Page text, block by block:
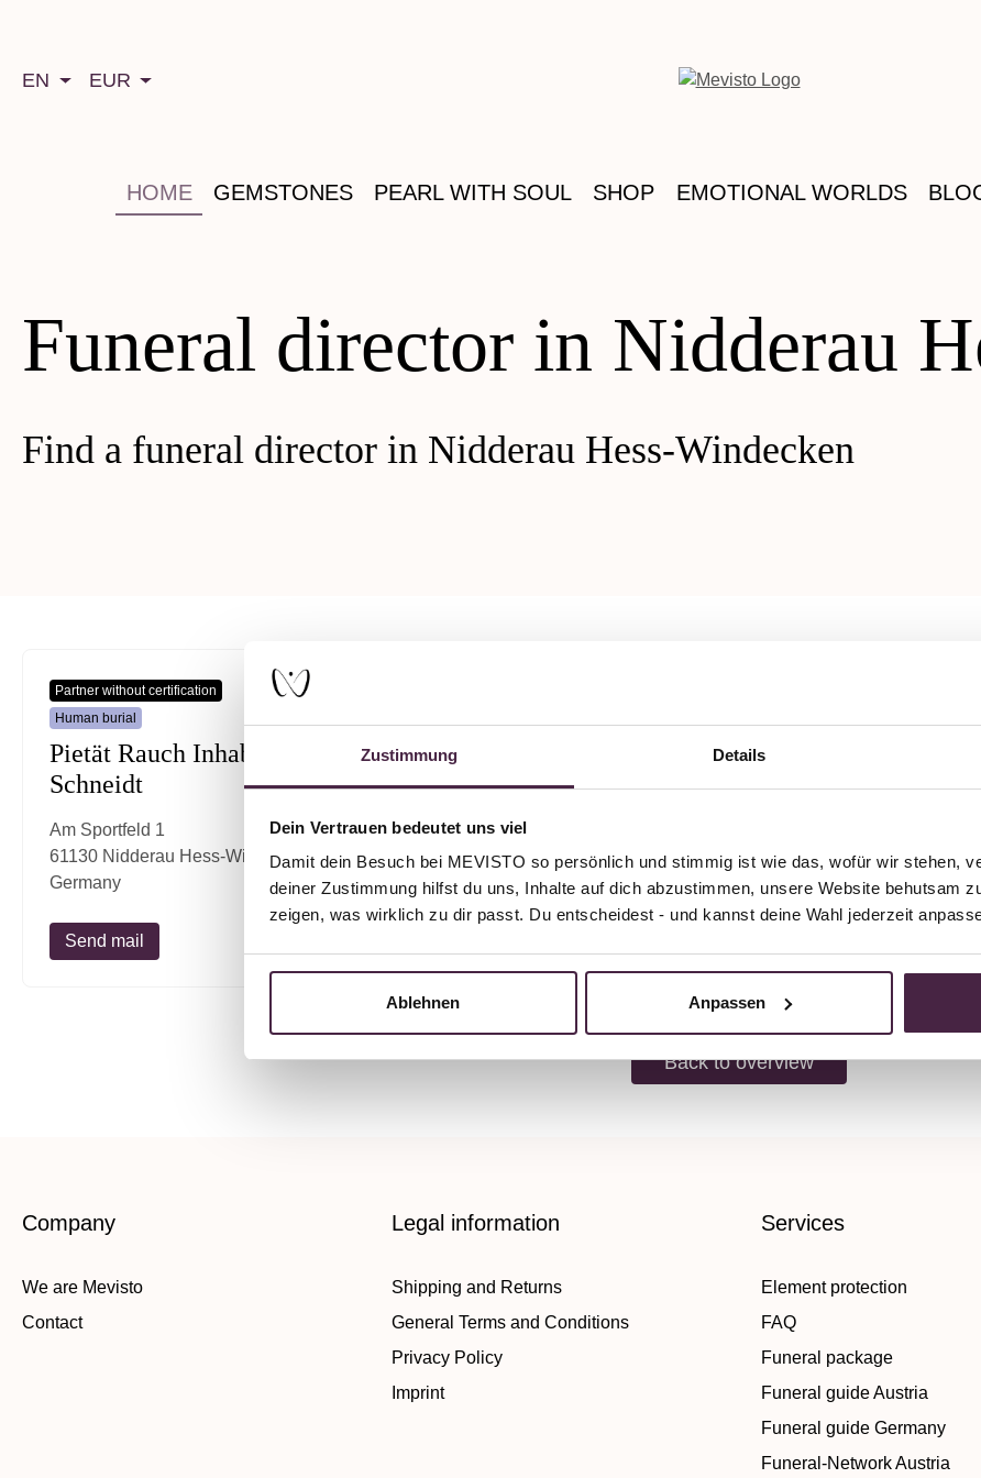
Zustimmung Details
Dein Vertrauen bedeutet uns viel
Damit dein Besuch bei MEVISTO so persönlich und stimmig ist wie das, wofür wir stehen,
deiner Zustimmung hilfst du uns, Inhalte auf dich abzustimmen, unsere Website behutsam
zeigen, was wirklich zu dir passt. Du entscheidest - und kannst deine Wahl jederzeit
Ablehnen Anpassen
EN EUR
HOME GEMSTONES PEARL WITH SOUL SHOP EMOTIONAL WORLDS
Funeral director in Nidderau
Find a funeral director in Nidderau Hess-Windecken
Partner without certification
Human burial
Pietät Rauch Inhaber Jörg
Schneidt
Am Sportfeld 1
61130 Nidderau Hess-Windecken
Germany
Send mail
Back to overview
Company
We are Mevisto
Contact
Legal information
Shipping and Returns
General Terms and Conditions
Privacy Policy
Imprint
Services
Element protection
FAQ
Funeral package
Funeral guide Austria
Funeral guide Germany
Funeral-Network Austria